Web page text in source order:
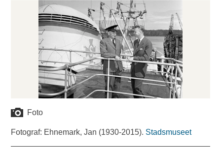
Foto
Fotograf: Ehnemark, Jan (1930-2015). Stadsmuseet